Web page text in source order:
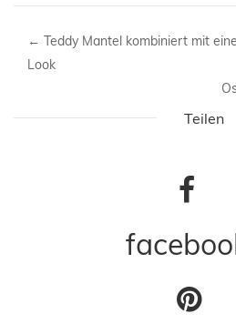
← Teddy Mantel kombiniert mit
Look
Teilen